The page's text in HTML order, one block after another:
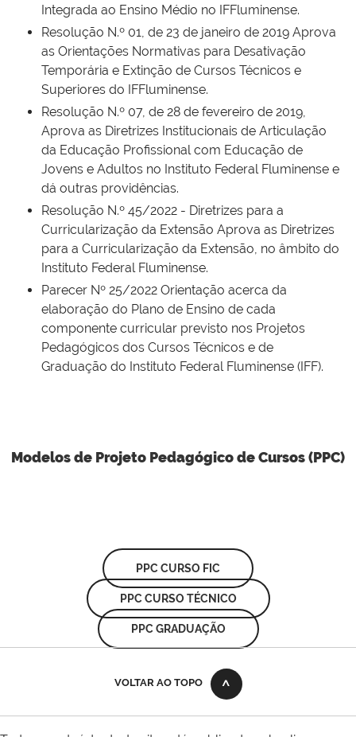
Integrada ao Ensino Médio no IFFluminense.
Resolução N.º 01, de 23 de janeiro de 2019 Aprova
as Orientações Normativas para Desativação
Temporária e Extinção de Cursos Técnicos e
Superiores do IFFluminense.
Resolução N.º 07, de 28 de fevereiro de 2019,
Aprova as Diretrizes Institucionais de Articulação
da Educação Profissional com Educação de
Jovens e Adultos no Instituto Federal Fluminense e
dá outras providências.
Resolução N.º 45/2022 - Diretrizes para a
Curricularização da Extensão Aprova as Diretrizes
para a Curricularização da Extensão, no âmbito do
Instituto Federal Fluminense.
Parecer Nº 25/2022 Orientação acerca da
elaboração do Plano de Ensino de cada
componente curricular previsto nos Projetos
Pedagógicos dos Cursos Técnicos e de
Graduação do Instituto Federal Fluminense (IFF).
Modelos de Projeto Pedagógico de Cursos (PPC)
PPC CURSO FIC
PPC CURSO TÉCNICO
PPC GRADUAÇÃO
VOLTAR AO TOPO